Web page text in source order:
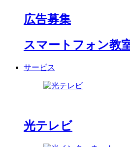
広告募集
スマートフォン教
サービス
光テレビ